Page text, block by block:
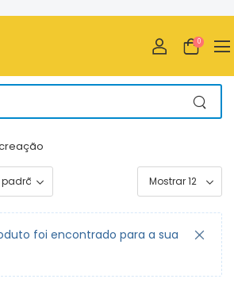
0
foi encontrado para a sua